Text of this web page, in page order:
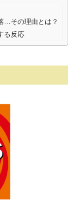
…その理由とは？
る反応